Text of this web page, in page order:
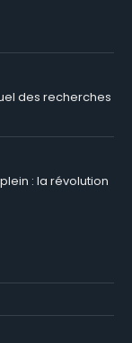
des recherches
: la révolution